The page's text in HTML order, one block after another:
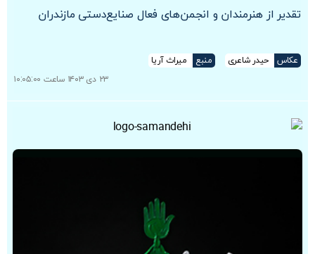
تقدیر از هنرمندان و انجمن‌های فعال صنایع‌دستی مازندران
عکاس حیدر شاعری منبع
میراث آریا
۲۳ دی ۱۴۰۳ ساعت ۱۰:۰۵:۰۰